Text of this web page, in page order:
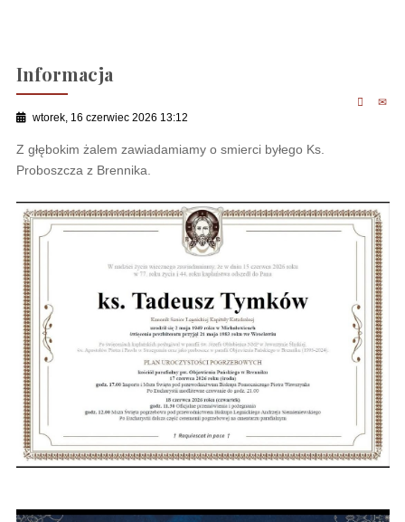
Informacja
wtorek, 16 czerwiec 2026 13:12
Z głębokim żalem zawiadamiamy o smierci byłego Ks.
Proboszcza z Brennika.